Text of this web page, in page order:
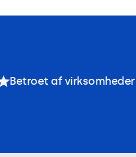
Betroet af